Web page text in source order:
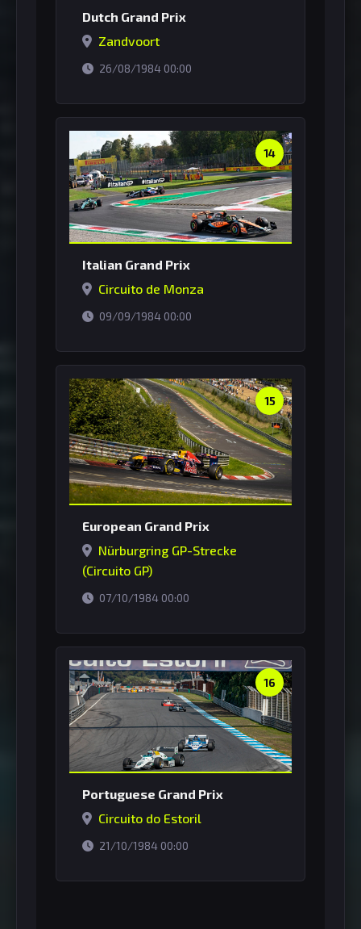
Dutch Grand Prix
Zandvoort
26/08/1984 00:00
14
Italian Grand Prix
Circuito de Monza
09/09/1984 00:00
15
European Grand Prix
Nürburgring GP-Strecke
(Circuito GP)
07/10/1984 00:00
16
Portuguese Grand Prix
Circuito do Estoril
21/10/1984 00:00